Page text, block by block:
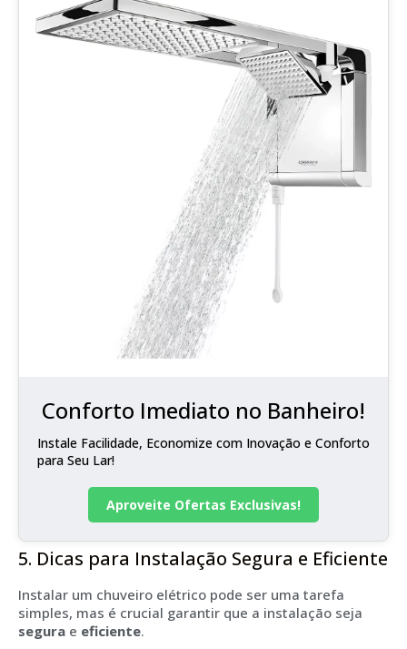
Conforto Imediato no Banheiro!
Instale Facilidade, Economize com Inovação e Conforto
para Seu Lar!
Aproveite Ofertas Exclusivas!
5. Dicas para Instalação Segura e Eficiente
Instalar um chuveiro elétrico pode ser uma tarefa
simples, mas é crucial garantir que a instalação seja
segura e eficiente.